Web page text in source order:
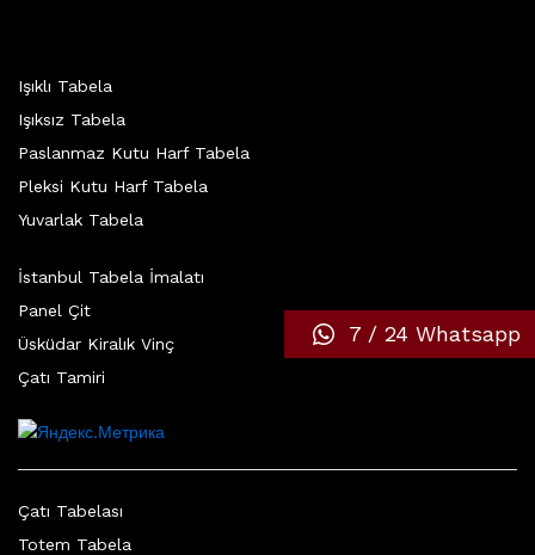
Işıklı Tabela
Işıksız Tabela
Paslanmaz Kutu Harf Tabela
Pleksi Kutu Harf Tabela
Yuvarlak Tabela
İstanbul Tabela İmalatı
Panel Çit
Üsküdar Kiralık Vinç
Çatı Tamiri
Çatı Tabelası
Totem Tabela
7 / 24 Whatsapp